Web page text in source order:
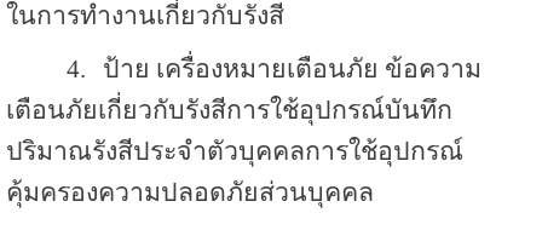
ในการทำงานเกี่ยวกับรังสี
4.
ป้าย เครื่องหมายเตือนภัย ข้อความ
เตือนภัยเกี่ยวกับรังสีการใช้อุปกรณ์บันทึก
ปริมาณรังสีประจำตัวบุคคลการใช้อุปกรณ์
คุ้มครองความปลอดภัยส่วนบุคคล